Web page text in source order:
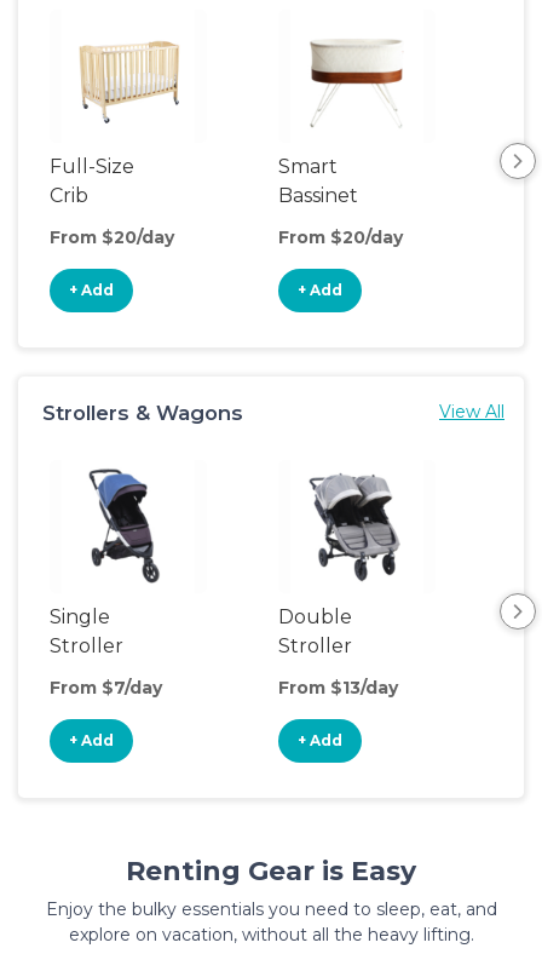
Full-Size
Crib
From $20/day
+ Add
Smart
Bassinet
From $20/day
+ Add
Strollers & Wagons View All
Single
Stroller
From $7/day
+ Add
Double
Stroller
From $13/day
+ Add
Renting Gear is Easy
Enjoy the bulky essentials you need to sleep, eat, and
explore on vacation, without all the heavy lifting.